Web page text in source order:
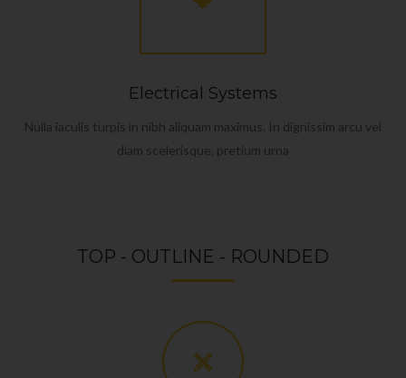
Electrical Systems
Nulla iaculis turpis in nibh aliquam maximus. In dignissim arcu vel
diam scelerisque, pretium urna
TOP - OUTLINE - ROUNDED